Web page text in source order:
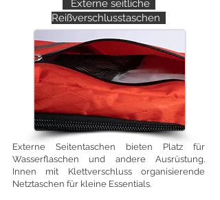
Externe seitliche
Reißverschlusstaschen
Externe Seitentaschen bieten Platz für
Wasserflaschen und andere Ausrüstung.
Innen mit Klettverschluss organisierende
Netztaschen für kleine Essentials.